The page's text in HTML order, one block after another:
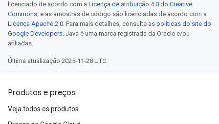
licenciado de acordo com a Licença de atribuição 4.0 do Creative
Commons, e as amostras de código são licenciadas de acordo com a
Licença Apache 2.0. Para mais detalhes, consulte as políticas do site do
Google Developers. Java é uma marca registrada da Oracle e/ou
afiliadas.
Última atualização 2025-11-28 UTC.
Produtos e preços
Veja todos os produtos